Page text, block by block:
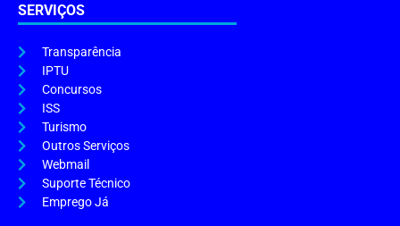
SERVIÇOS
Transparência
IPTU
Concursos
ISS
Turismo
Outros Serviços
Webmail
Suporte Técnico
Emprego Já